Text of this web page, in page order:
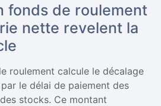
fonds de roulement
nette revelent la
roulement calcule le décalage
le délai de paiement des
stocks. Ce montant